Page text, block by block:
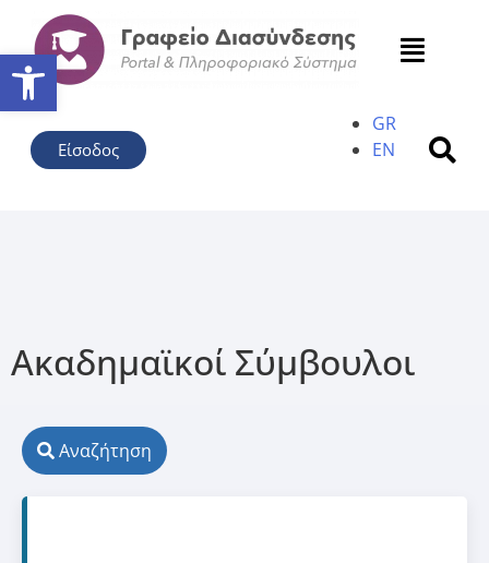
Ανοίξτε τη γραμμή
Είσοδος
GR
EN
Ακαδημαϊκοί Σύμβουλοι
Αναζήτηση